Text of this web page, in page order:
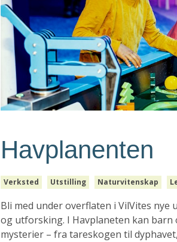
Havplanenten
Verksted Utstilling Naturvitenskap
Bli med under overflaten i VilVites
og utforsking. I Havplaneten kan
mysterier – fra tareskogen til